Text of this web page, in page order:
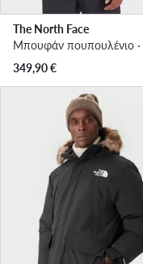
The North Face
349,90€